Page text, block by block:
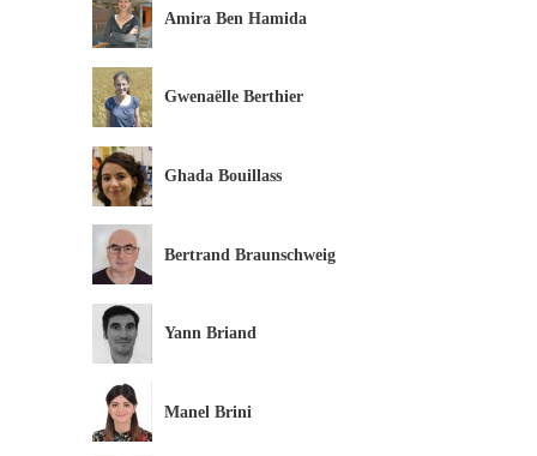
Amira Ben Hamida
Gwenaëlle Berthier
Ghada Bouillass
Bertrand Braunschweig
Yann Briand
Manel Brini